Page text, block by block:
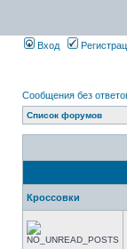
Вход
Сообщения без
Список форумов
Кроссовки